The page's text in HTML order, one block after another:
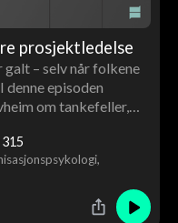
prosjektledelse
– selv når folkene
denne episoden
om tankefeller,
om mennesker
315